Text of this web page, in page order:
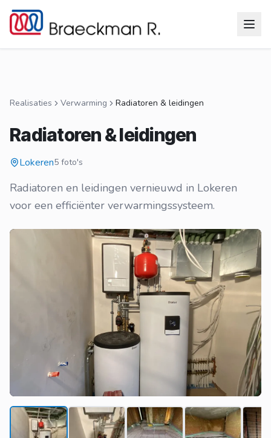
Ga naar inhoud
Realisaties Verwarming Radiatoren & leidingen
Radiatoren & leidingen
Lokeren5 foto's
Radiatoren en leidingen vernieuwd in Lokeren
voor een efficiënter verwarmingssysteem.